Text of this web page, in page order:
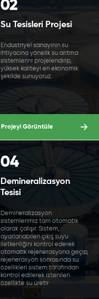
02
Su Tesisleri Projesi
Endüstriyel sanayinin su
ihtiyacına yönelik su arıtma
sistemlerini projelendirip,
yüksek kaliteyi en ekonomik
şekilde sunuyoruz.
Projeyi Görüntüle
04
Demineralizasyon
Tesisi
Demineralizasyon
sistemlerimiz tam otomatik
olarak çalışır. Sistem,
ayarlanabilen çıkış suyu
iletkenliğini kontrol ederek
otomatik rejenerasyona geçip,
rejenerasyon sonrasında su
özellikleri sistem tarafından
kontrol edilerek istenilen
özellikte su üretir